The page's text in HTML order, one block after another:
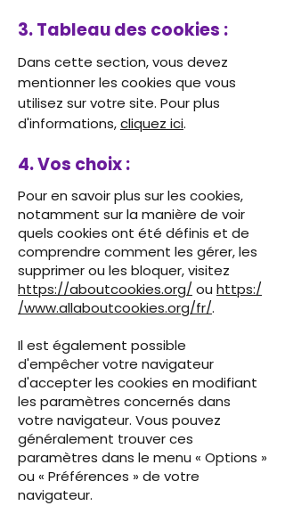
3. Tableau des cookies :
Dans cette section, vous devez
mentionner les cookies que vous
utilisez sur votre site. Pour plus
d'informations,cliquez ici.
4. Vos choix :
Pour en savoir plus sur les cookies,
notamment sur la manière de voir
quels cookies ont été définis et de
comprendre comment les gérer, les
supprimer ou les bloquer, visitez
https://aboutcookies.org/ ou https:/
/www.allaboutcookies.org/fr/.
Il est également possible
d'empêcher votre navigateur
d'accepter les cookies en modifiant
les paramètres concernés dans
votre navigateur. Vous pouvez
généralement trouver ces
paramètres dans le menu « Options »
ou « Préférences » de votre
navigateur.